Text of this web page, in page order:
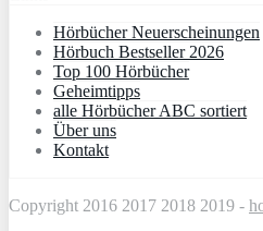
Hörbücher Neuerscheinungen
Hörbuch Bestseller 2026
Top 100 Hörbücher
Geheimtipps
alle Hörbücher ABC sortiert
Über uns
Kontakt
Copyright 2016 2017 2018 2019 -